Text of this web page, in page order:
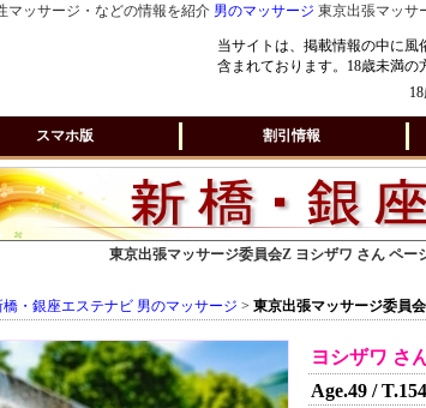
マッサージ・などの情報を紹介 男のマッサージ 東京出張マッサ
当サイトは、掲載情報の中に風
含まれております。18歳未満の
スマホ版 割引情報
東京出張マッサージ委員会Z ヨシザワ さん ペ
橋・銀座エステナビ 男のマッサージ > 東京出張マッサージ委員
ヨシザワ さ
Age.49 /